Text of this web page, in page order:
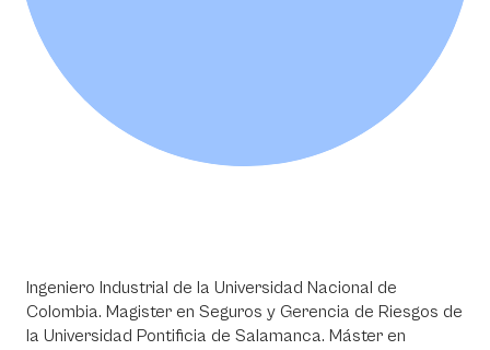
Ingeniero Industrial de la Universidad Nacional de
Colombia. Magister en Seguros y Gerencia de Riesgos de
la Universidad Pontificia de Salamanca. Máster en